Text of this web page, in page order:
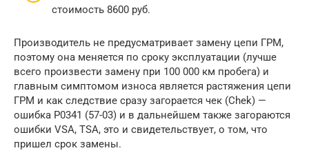
стоимость 8600 руб.
Производитель не предусматривает замену цепи ГРМ,
поэтому она меняется по сроку эксплуатации (лучше
всего произвести замену при 100 000 км пробега) и
главным симптомом износа является растяжения цепи
ГРМ и как следствие сразу загорается чек (Chek) —
ошибка P0341 (57-03) и в дальнейшем также загораются
ошибки VSA, TSA, это и свидетельствует, о том, что
пришел срок замены.